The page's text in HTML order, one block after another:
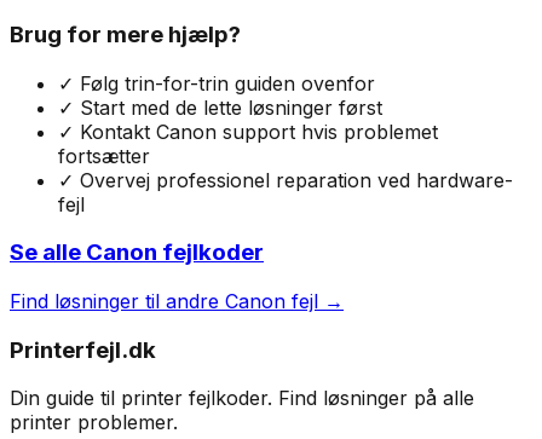
Brug for mere hjælp?
✓ Følg trin-for-trin guiden ovenfor
✓ Start med de lette løsninger først
✓ Kontakt Canon support hvis problemet
fortsætter
✓ Overvej professionel reparation ved hardware-
fejl
Se alle Canon fejlkoder
Find løsninger til andre Canon fejl →
Printerfejl.dk
Din guide til printer fejlkoder. Find løsninger på alle
printer problemer.